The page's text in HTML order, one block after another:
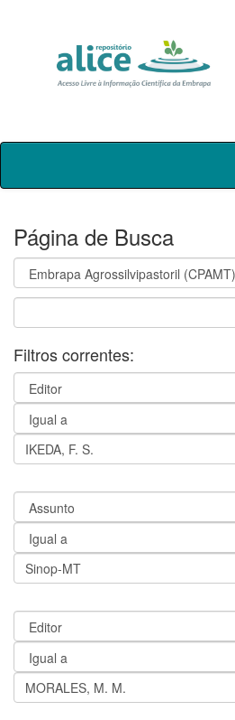
Skip
Página de Busca
Filtros correntes: